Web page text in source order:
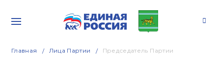
Главная Лица Партии Председатель Партии